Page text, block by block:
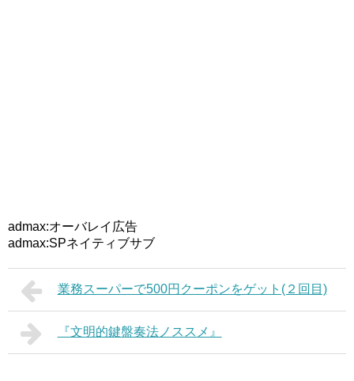
admax:オーバレイ広告
admax:SPネイティブサブ
業務スーパーで500円クーポンをゲット(２回目)
『文明的鍵盤奏法ノススメ』